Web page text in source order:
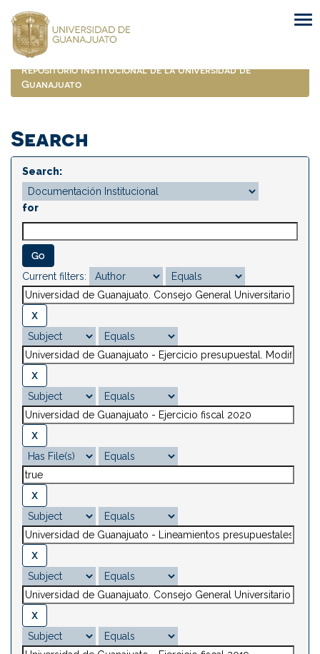
navigation
Repositorio Institucional de la Universidad de
Guanajuato
Search
Search:
for
Current filters: